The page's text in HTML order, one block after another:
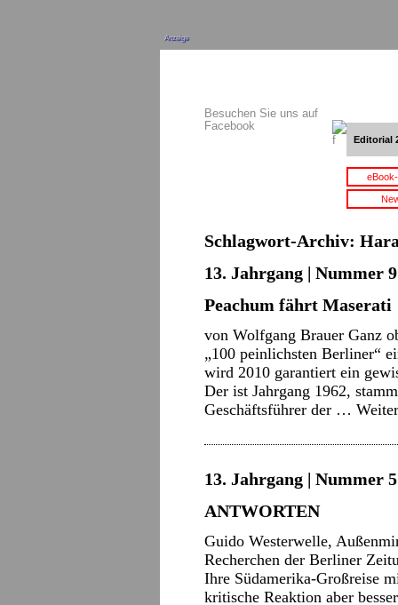
Anzeige
Besuchen Sie uns auf
Facebook
Editorial
Schlagwort-Archiv:
13. Jahrgang | Nummer
Peachum fährt Maserati
von Wolfgang Brauer Ganz
„100 peinlichsten Berliner“
wird 2010 garantiert ein
Der ist Jahrgang 1962,
Geschäftsführer der …
13. Jahrgang | Nummer
ANTWORTEN
Guido Westerwelle,
Recherchen der Berliner
Ihre Südamerika-Großreise
kritische Reaktion aber